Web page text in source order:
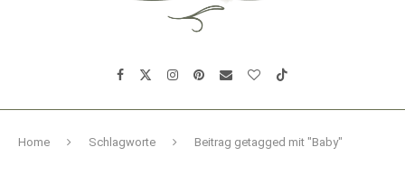
Home Schlagworte Beitrag getagged mit "Baby"